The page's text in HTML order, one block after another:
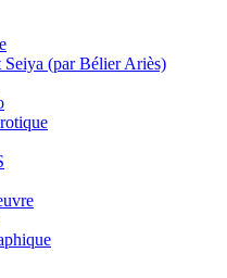
(par Bélier Ariès)